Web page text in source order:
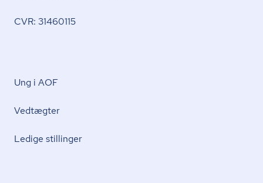
CVR: 31460115
Ung i AOF
Vedtægter
Ledige stillinger